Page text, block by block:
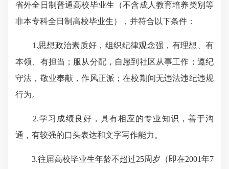
省外全日制普通高校毕业生（不含成人教育培养类别等
非本专科全日制高校毕业生），并符合以下条件：
1.思想政治素质好，组织纪律观念强，有理想、有
本领、有担当；服从分配，自愿到社区从事工作；遵纪
守法，敬业奉献，作风正派；在校期间无违法违纪违规
行为。
2.学习成绩良好，具有相应的专业知识，善于沟
通，有较强的口头表达和文字写作能力。
3.往届高校毕业生年龄不超过25周岁（即在2001年7